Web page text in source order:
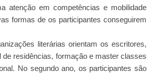
atenção em competências e mobilidade
formas de os participantes conseguirem
literárias orientam os escritores,
de residências, formação e master classes
No segundo ano, os participantes são